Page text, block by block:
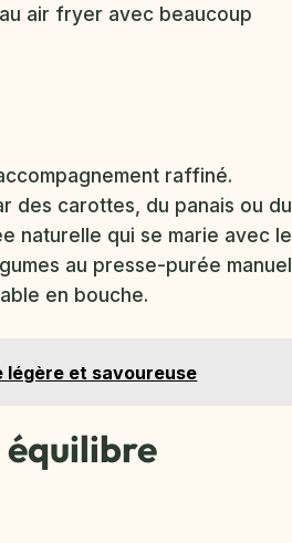
air fryer avec beaucoup
raffiné.
des carottes, du panais ou du
naturelle qui se marie avec le
au presse-purée manuel
en bouche.
légère et savoureuse
équilibre